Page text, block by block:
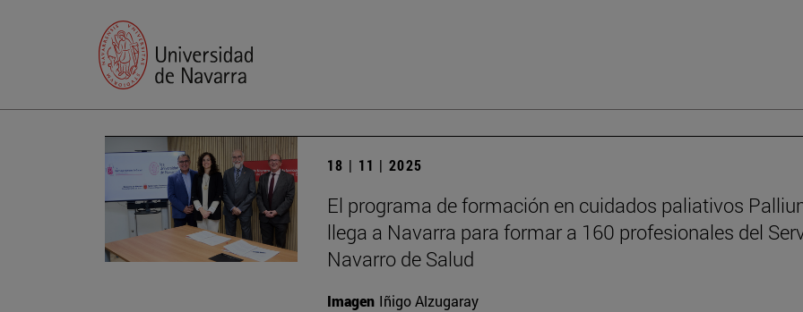
18 | 11 | 2025
El programa de formación en cuidados paliativos
llega a Navarra para formar a 160 profesionales del
Navarro de Salud
Imagen Iñigo Alzugaray